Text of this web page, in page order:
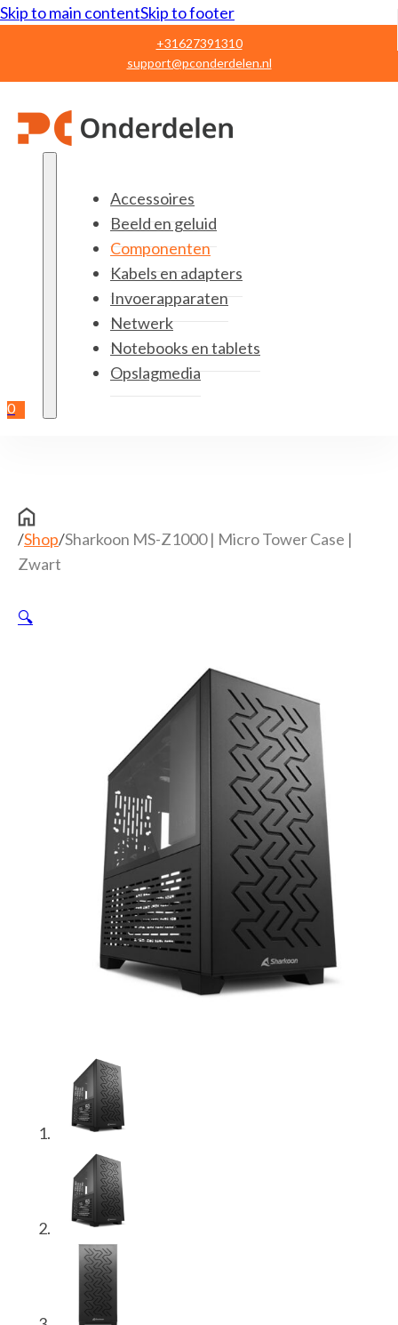
Skip to main contentSkip to footer
+31627391310
support@pconderdelen.nl
0
Accessoires
Beeld en geluid
Componenten
Kabels en adapters
Invoerapparaten
Netwerk
Notebooks en tablets
Opslagmedia
/Shop/Sharkoon MS-Z1000 | Micro Tower Case |
Zwart
🔍